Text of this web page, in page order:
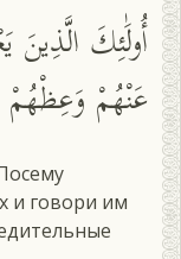
أُولَٰئِكَ الَّذِينَ
عَنْهُمْ وَعِظْهُمْ
и говори им